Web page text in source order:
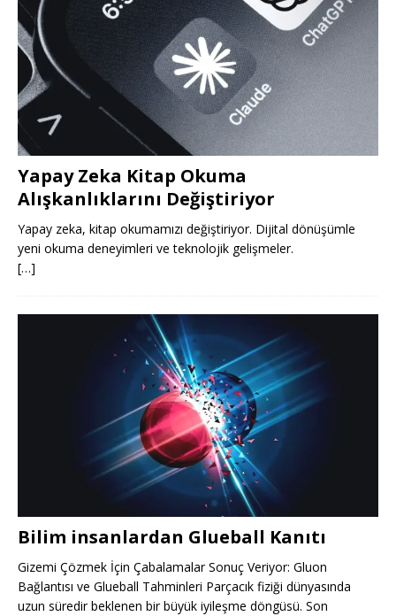
Yapay Zeka Kitap Okuma
Alışkanlıklarını Değiştiriyor
Yapay zeka, kitap okumamızı değiştiriyor. Dijital dönüşümle
yeni okuma deneyimleri ve teknolojik gelişmeler.
[…]
Bilim insanlardan Glueball Kanıtı
Gizemi Çözmek İçin Çabalamalar Sonuç Veriyor: Gluon
Bağlantısı ve Glueball Tahminleri Parçacık fiziği dünyasında
uzun süredir beklenen bir büyük iyileşme döngüsü. Son